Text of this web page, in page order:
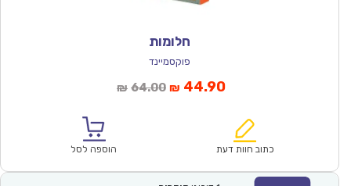
חלומות
פוקסמיינד
₪ 64.00המחיר
₪64.00.
₪ 44.90המחיר
הוא:
כתוב חוות דעת הוספה לסל